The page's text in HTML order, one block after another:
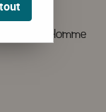
fit noir Homme